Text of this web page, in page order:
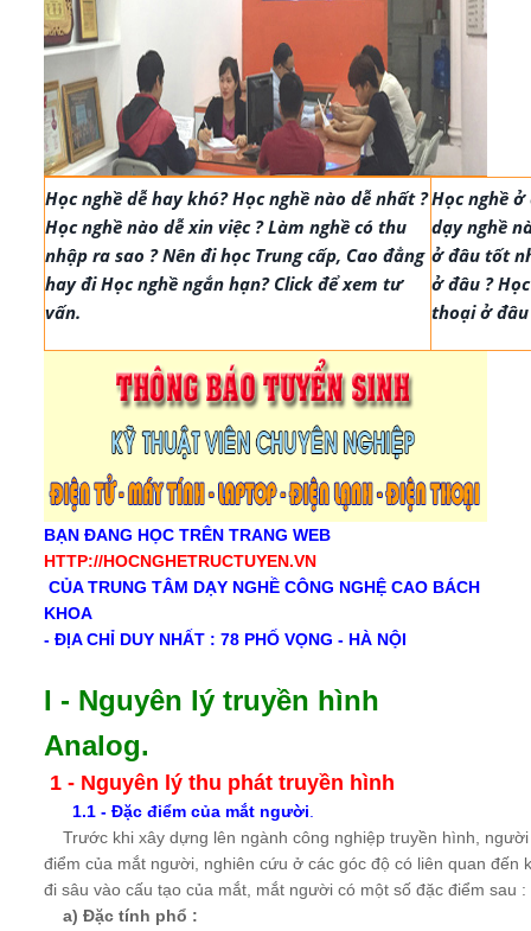
Học nghề dễ hay khó? Học nghề nào dễ nhất ?
Học nghề nào dễ xin việc ? Làm nghề có thu
nhập ra sao ? Nên đi học Trung cấp, Cao đẳng
hay đi Học nghề ngắn hạn? Click để xem tư
vấn.
Học nghề
dạy nghề
ở đâu tốt
ở đâu ?
thoại ở
BẠN ĐANG HỌC TRÊN TRANG WEB
HTTP://HOCNGHETRUCTUYEN.VN
CỦA TRUNG TÂM DẠY NGHỀ CÔNG NGHỆ CAO BÁCH
KHOA
- ĐỊA CHỈ DUY NHẤT : 78 PHỐ VỌNG - HÀ NỘI
I - Nguyên lý truyền hình
Analog.
1 - Nguyên lý thu phát truyền hình
1.1 - Đặc điểm của mắt người.
Trước khi xây dựng lên ngành công nghiệp truyền hình,
điểm của mắt người, nghiên cứu ở các góc độ có liên quan đến
đi sâu vào cấu tạo của mắt, mắt người có một số đặc điểm sau :
a) Đặc tính phổ :